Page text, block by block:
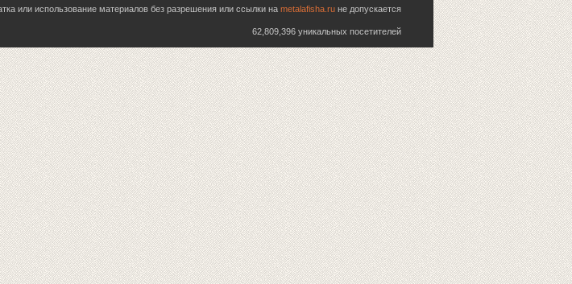
или использование материалов без разрешения или ссылки на metalafisha.ru не допускается
62,809,396 уникальных посетителей